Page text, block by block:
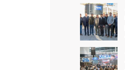
p
o
r
: